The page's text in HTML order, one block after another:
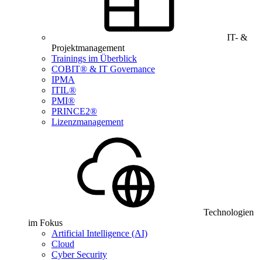
IT- &
Projektmanagement
Trainings im Überblick
COBIT® & IT Governance
IPMA
ITIL®
PMI®
PRINCE2®
Lizenzmanagement
Technologien
im Fokus
Artificial Intelligence (AI)
Cloud
Cyber Security